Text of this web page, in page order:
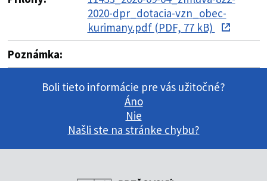
2020-dpr_dotacia-vzn_obec-
kurimany.pdf (PDF, 77 kB)
Poznámka:
Boli tieto informácie pre vás užitočné?
Áno
Nie
Našli ste na stránke chybu?